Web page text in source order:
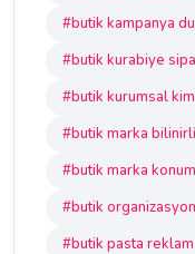
#butik kampanya
#butik kurabiye
#butik kurumsal
#butik marka
#butik marka
#butik
#butik pasta